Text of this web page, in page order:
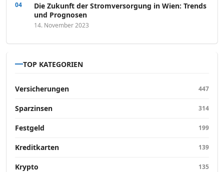
Die Zukunft der Stromversorgung in Wien: Trends
und Prognosen
14. November 2023
TOP KATEGORIEN
Versicherungen 447
Sparzinsen 314
Festgeld 199
Kreditkarten 139
Krypto 135